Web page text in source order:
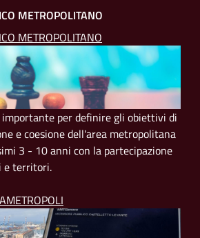
METROPOLITANO
METROPOLITANO
per definire gli obiettivi di
e coesione dell'area metropolitana
3 - 10 anni con la partecipazione
e territori.